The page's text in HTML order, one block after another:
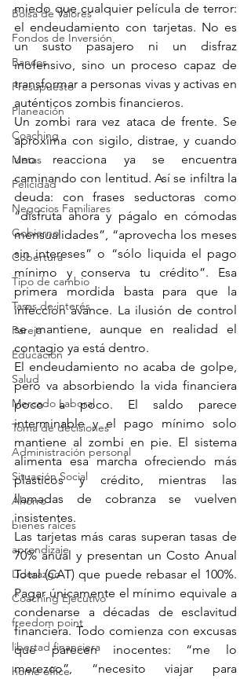
Bolsa de Valores
Fondos de Inversión
Bancos
Presupuesto
Planeación
Coaching
Metas
Felicidad
Negocios Familiares
Gobierno
Cobertura
Tipo de cambio
Tasas de interés
Pareja
Educación
Salud
Mercado Laboral
Toma de decisiones
Administración personal
Situación Social
Ahorro
bienes raíces
aprendizaje
Liderazgo
Coaching Ejecutivo
freedom point
libertad financiera
home office
miedo que cualquier película de terror:
el endeudamiento con tarjetas. No es
un susto pasajero ni un disfraz
inofensivo, sino un proceso capaz de
transformar a personas vivas y activas en
auténticos zombis financieros.
Un zombi rara vez ataca de frente. Se
aproxima con sigilo, distrae, y cuando
uno reacciona ya se encuentra
caminando con lentitud. Así se infiltra la
deuda: con frases seductoras como
“disfruta ahora y págalo en cómodas
mensualidades”, “aprovecha los meses
sin intereses” o “sólo liquida el pago
mínimo y conserva tu crédito”. Esa
primera mordida basta para que la
infección avance. La ilusión de control
se mantiene, aunque en realidad el
contagio ya está dentro.
El endeudamiento no acaba de golpe,
pero va absorbiendo la vida financiera
poco a poco. El saldo parece
interminable y el pago mínimo solo
mantiene al zombi en pie. El sistema
alimenta esa marcha ofreciendo más
plásticos y crédito, mientras las
llamadas de cobranza se vuelven
insistentes.
Las tarjetas más caras superan tasas de
70% anual y presentan un Costo Anual
Total (CAT) que puede rebasar el 100%.
Pagar únicamente el mínimo equivale a
condenarse a décadas de esclavitud
financiera. Todo comienza con excusas
que parecen inocentes: “me lo
merezco”, “necesito viajar para